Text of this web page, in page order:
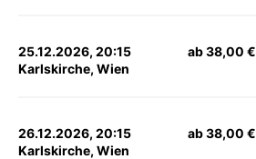
25.12.2026, 20:15
Karlskirche, Wien
ab 38,00 €
26.12.2026, 20:15
Karlskirche, Wien
ab 38,00 €